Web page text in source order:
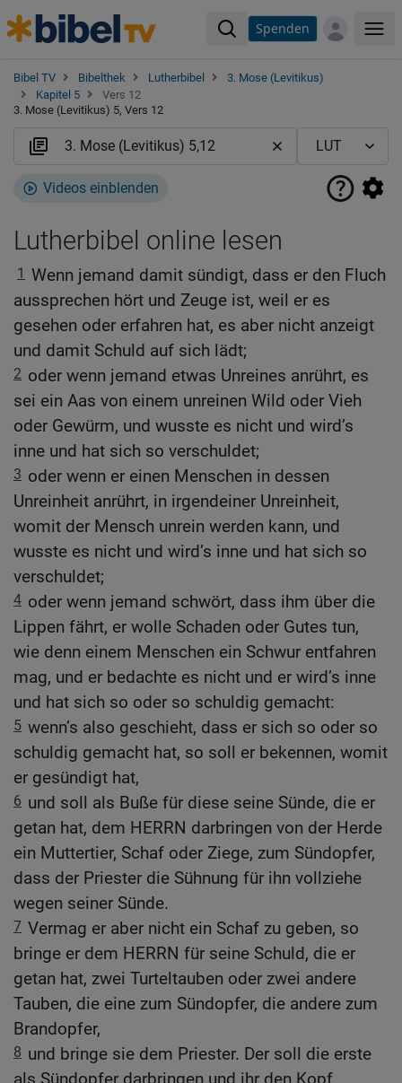
Spenden
Bibel TV Bibelthek Lutherbibel
3. Mose (Levitikus)
Kapitel 5
Vers 12
3. Mose (Levitikus) 5, Vers 12
Videos einblenden
Lutherbibel online lesen
1 Wenn jemand damit sündigt, dass er den Fluch
aussprechen hört und Zeuge ist, weil er es
gesehen oder erfahren hat, es aber nicht anzeigt
und damit Schuld auf sich lädt;
2 oder wenn jemand etwas Unreines anrührt, es
sei ein Aas von einem unreinen Wild oder Vieh
oder Gewürm, und wusste es nicht und wird’s
inne und hat sich so verschuldet;
3 oder wenn er einen Menschen in dessen
Unreinheit anrührt, in irgendeiner Unreinheit,
womit der Mensch unrein werden kann, und
wusste es nicht und wird’s inne und hat sich so
verschuldet;
4 oder wenn jemand schwört, dass ihm über die
Lippen fährt, er wolle Schaden oder Gutes tun,
wie denn einem Menschen ein Schwur entfahren
mag, und er bedachte es nicht und er wird’s inne
und hat sich so oder so schuldig gemacht:
5 wenn’s also geschieht, dass er sich so oder so
schuldig gemacht hat, so soll er bekennen, womit
er gesündigt hat,
6 und soll als Buße für diese seine Sünde, die er
getan hat, dem HERRN darbringen von der Herde
ein Muttertier, Schaf oder Ziege, zum Sündopfer,
dass der Priester die Sühnung für ihn vollziehe
wegen seiner Sünde.
7 Vermag er aber nicht ein Schaf zu geben, so
bringe er dem HERRN für seine Schuld, die er
getan hat, zwei Turteltauben oder zwei andere
Tauben, die eine zum Sündopfer, die andere zum
Brandopfer,
8 und bringe sie dem Priester. Der soll die erste